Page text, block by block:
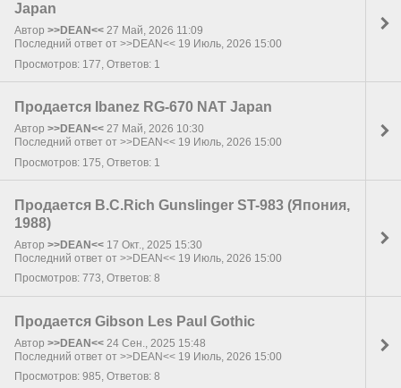
Japan
Автор >>DEAN<< 27 Май, 2026 11:09
Последний ответ от >>DEAN<< 19 Июль, 2026 15:00
Просмотров: 177, Ответов: 1
Продается Ibanez RG-670 NAT Japan
Автор >>DEAN<< 27 Май, 2026 10:30
Последний ответ от >>DEAN<< 19 Июль, 2026 15:00
Просмотров: 175, Ответов: 1
Продается B.C.Rich Gunslinger ST-983 (Япония,
1988)
Автор >>DEAN<< 17 Окт., 2025 15:30
Последний ответ от >>DEAN<< 19 Июль, 2026 15:00
Просмотров: 773, Ответов: 8
Продается Gibson Les Paul Gothic
Автор >>DEAN<< 24 Сен., 2025 15:48
Последний ответ от >>DEAN<< 19 Июль, 2026 15:00
Просмотров: 985, Ответов: 8